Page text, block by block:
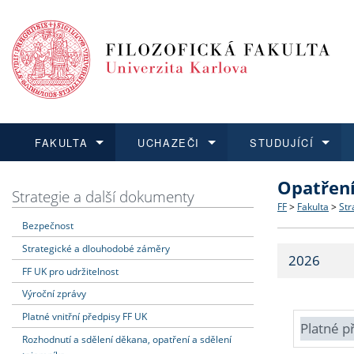
FAKULTA
Dozvědět se více
Struktura
Strategie
Fakultní
UCHAZEČI
Podat přihlášku
Co
Učitelské
STUDUJÍCÍ
Dozvědět se více
Dozvědět se více
O vědě a
Dozvědět se více
Aktuální
Strategie a další dokumenty
Bezpečnost
Strategické a dlouhodobé záměry
FF UK pro udržitelnost
Výroční zprávy
Platné vnitřní předpisy FF UK
Rozhodnutí a sdělení děkana, opatření a sdělení
FF > Fakulta >
2026
Platné